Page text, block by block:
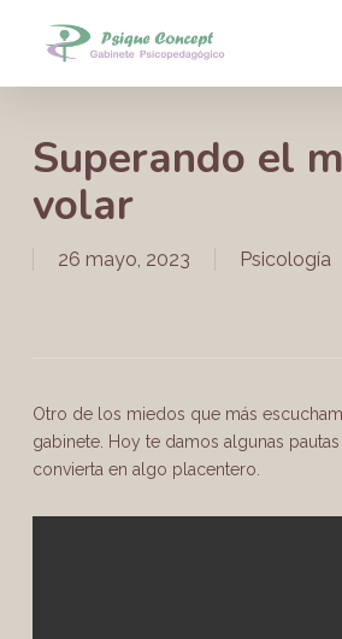
Superando el
volar
26 mayo, 2023 Psicología
Otro de los miedos que más
gabinete. Hoy te damos algunas
convierta en algo placentero.